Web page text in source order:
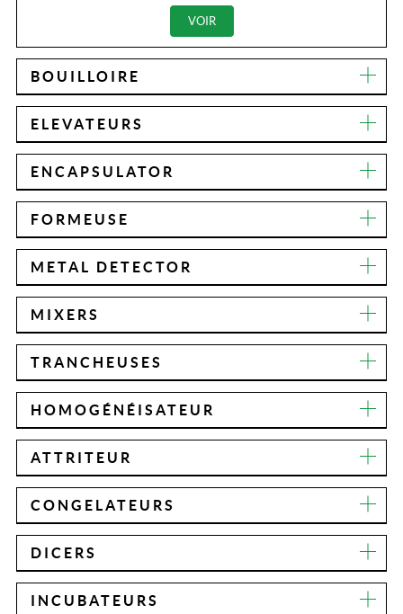
VOIR
BOUILLOIRE
ELEVATEURS
ENCAPSULATOR
FORMEUSE
METAL DETECTOR
MIXERS
TRANCHEUSES
HOMOGÉNÉISATEUR
ATTRITEUR
CONGELATEURS
DICERS
INCUBATEURS